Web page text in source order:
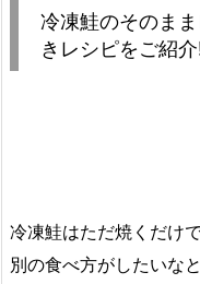
冷凍鮭のそのま
きレシピをご紹
冷凍鮭はただ焼くだけ
別の食べ方がしたいな